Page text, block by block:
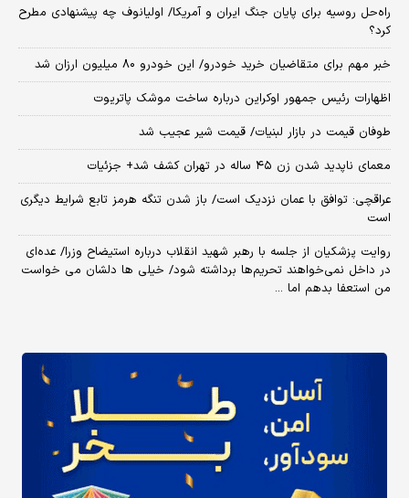
راه‌حل روسیه برای پایان جنگ ایران و آمریکا/ اولیانوف چه پیشنهادی مطرح
کرد؟
خبر مهم برای متقاضیان خرید خودرو/ این خودرو ۸۰ میلیون ارزان شد
اظهارات رئیس جمهور اوکراین درباره ساخت موشک پاتریوت
طوفان قیمت در بازار لبنیات/ قیمت شیر عجیب شد
معمای ناپدید شدن زن ۴۵ ساله در تهران کشف شد+ جزئیات
عراقچی: توافق با عمان نزدیک است/ باز شدن تنگه هرمز تابع شرایط دیگری
است
روایت پزشکیان از جلسه با رهبر شهید انقلاب درباره استیضاح وزرا/ عده‌ای
در داخل نمی‌خواهند تحریم‌ها برداشته شود/ خیلی ها دلشان می خواست
من استعفا بدهم اما ...